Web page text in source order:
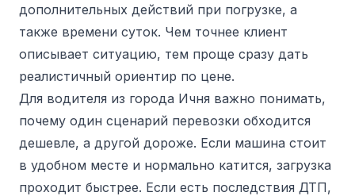
дополнительных действий при погрузке, а
также времени суток. Чем точнее клиент
описывает ситуацию, тем проще сразу дать
реалистичный ориентир по цене.
Для водителя из города Ичня важно понимать,
почему один сценарий перевозки обходится
дешевле, а другой дороже. Если машина стоит
в удобном месте и нормально катится, загрузка
проходит быстрее. Если есть последствия ДТП,